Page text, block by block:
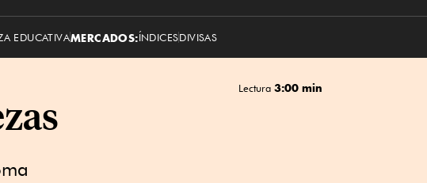
EDUCATIVAMERCADOS:ÍNDICESDIVISAS
Lectura 3:00 min